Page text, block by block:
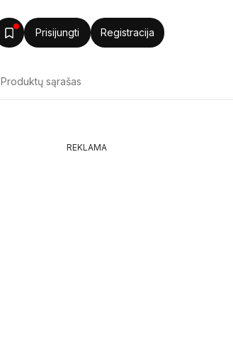
Prisijungti Registracija
Produktų sąrašas
REKLAMA